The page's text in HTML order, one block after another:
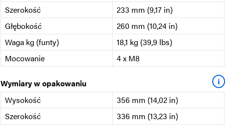
Szerokość
233 mm (9,17 in)
Głębokość
260 mm (10,24 in)
Waga kg (funty)
18,1 kg (39,9 lbs)
Mocowanie
4 x M8
Wymiary w opakowaniu i
Wysokość
356 mm (14,02 in)
Szerokość
336 mm (13,23 in)